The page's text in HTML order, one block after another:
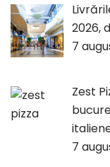
2026,
7
Zest
7